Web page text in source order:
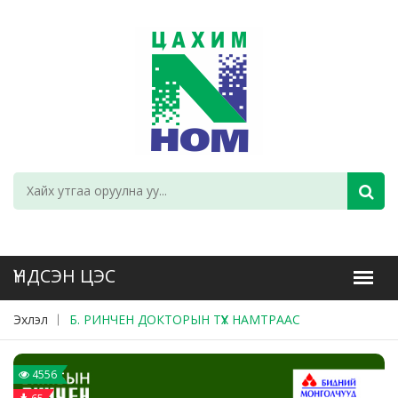
Эхлэл Б. РИНЧЕН ДОКТОРЫН ТҮҮХ НАМТРААС
4556